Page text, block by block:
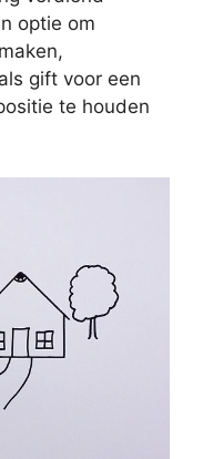
optie om
gift voor een
te houden